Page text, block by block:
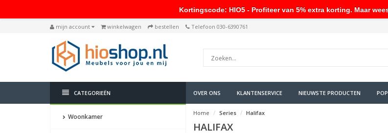
mijn account winkelwagen bestellen Telefoon 030-6390761
CATEGORIEËN OVER ONS KLANTENSERVICE NIEUWSTE PRODUCTEN
Woonkamer Home Series Halifax
HALIFAX
Kortingscode: HIO5 - Profiteer van 5% extra korting. Maar